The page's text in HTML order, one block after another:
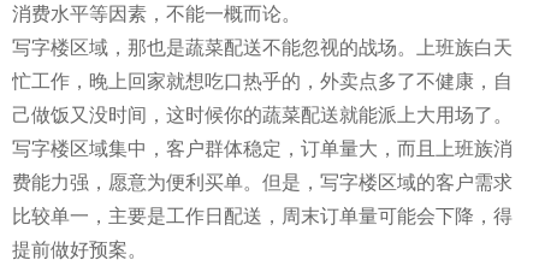
消费水平等因素，不能一概而论。
写字楼区域，那也是蔬菜配送不能忽视的战场。上班族白天
忙工作，晚上回家就想吃口热乎的，外卖点多了不健康，自
己做饭又没时间，这时候你的蔬菜配送就能派上大用场了。
写字楼区域集中，客户群体稳定，订单量大，而且上班族消
费能力强，愿意为便利买单。但是，写字楼区域的客户需求
比较单一，主要是工作日配送，周末订单量可能会下降，得
提前做好预案。